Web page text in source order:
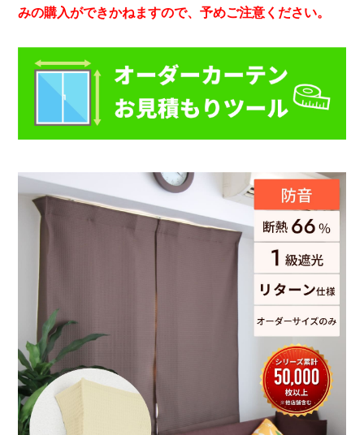
みの購入ができかねますので、予めご注意ください。